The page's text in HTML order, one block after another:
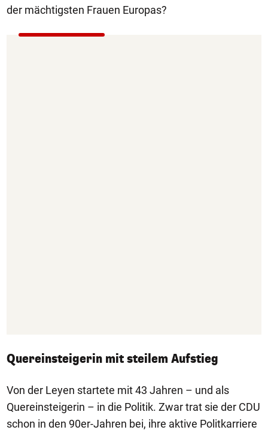
der mächtigsten Frauen Europas?
Quereinsteigerin mit steilem Aufstieg
Von der Leyen startete mit 43 Jahren – und als
Quereinsteigerin – in die Politik. Zwar trat sie der CDU
schon in den 90er-Jahren bei, ihre aktive Politkarriere